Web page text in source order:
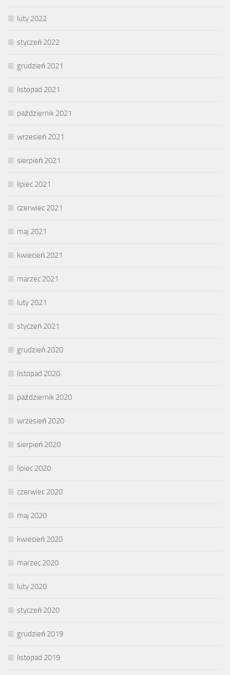
luty 2022
styczeń 2022
grudzień 2021
listopad 2021
październik 2021
wrzesień 2021
sierpień 2021
lipiec 2021
czerwiec 2021
maj 2021
kwiecień 2021
marzec 2021
luty 2021
styczeń 2021
grudzień 2020
listopad 2020
październik 2020
wrzesień 2020
sierpień 2020
lipiec 2020
czerwiec 2020
maj 2020
kwiecień 2020
marzec 2020
luty 2020
styczeń 2020
grudzień 2019
listopad 2019